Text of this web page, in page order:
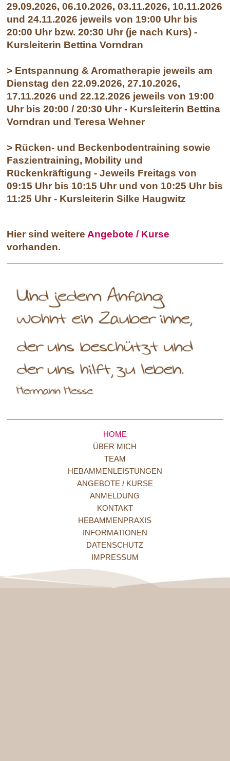
29.09.2026, 06.10.2026, 03.11.2026, 10.11.2026
und 24.11.2026 jeweils von 19:00 Uhr bis
20:00 Uhr bzw. 20:30 Uhr (je nach Kurs) -
Kursleiterin Bettina Vorndran
> Entspannung & Aromatherapie jeweils am
Dienstag den 22.09.2026, 27.10.2026,
17.11.2026 und 22.12.2026 jeweils von 19:00
Uhr bis 20:00 / 20:30 Uhr - Kursleiterin Bettina
Vorndran und Teresa Wehner
> Rücken- und Beckenbodentraining sowie
Faszientraining, Mobility und
Rückenkräftigung - Jeweils Freitags von
09:15 Uhr bis 10:15 Uhr und von 10:25 Uhr bis
11:25 Uhr - Kursleiterin Silke Haugwitz
Hier sind weitere Angebote / Kurse
vorhanden.
HOME
ÜBER MICH
TEAM
HEBAMMENLEISTUNGEN
ANGEBOTE / KURSE
ANMELDUNG
KONTAKT
HEBAMMENPRAXIS
INFORMATIONEN
DATENSCHUTZ
IMPRESSUM